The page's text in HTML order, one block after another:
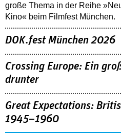
große Thema in der Reihe
Kino« beim Filmfest München.
DOK.fest München 2026
Crossing Europe: Ein
drunter
Great Expectations:
1945–1960